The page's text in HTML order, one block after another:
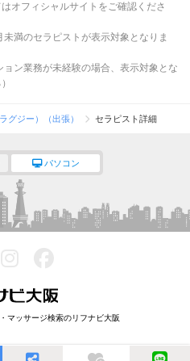
オフィシャルサイトをご確認くださ
未満のセラピストが表示対象となりま
ョン業務が未経験の場合、表示対象とな
グジー）（出張） セラピスト詳細
パソコン
マッサージ検索のリフナビ大阪